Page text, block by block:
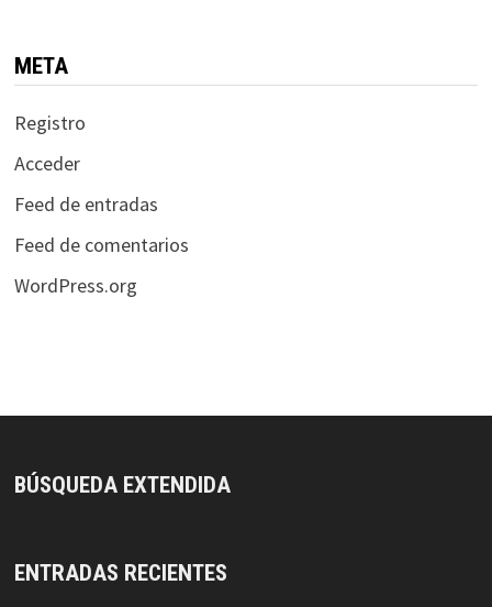
META
Registro
Acceder
Feed de entradas
Feed de comentarios
WordPress.org
BÚSQUEDA EXTENDIDA
ENTRADAS RECIENTES